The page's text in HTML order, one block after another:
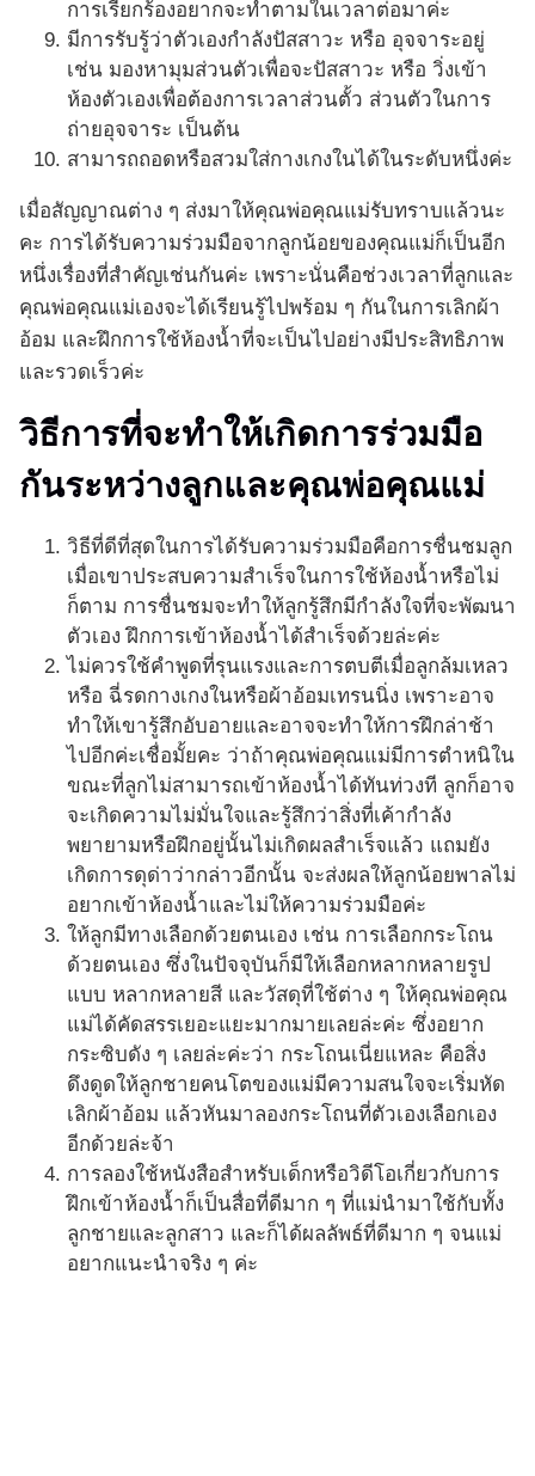
การเรียกร้องอยากจะทำตามในเวลาต่อมาค่ะ
มีการรับรู้ว่าตัวเองกำลังปัสสาวะ หรือ อุจจาระอยู่
เช่น มองหามุมส่วนตัวเพื่อจะปัสสาวะ หรือ วิ่งเข้า
ห้องตัวเองเพื่อต้องการเวลาส่วนตั้ว ส่วนตัวในการ
ถ่ายอุจจาระ เป็นต้น
สามารถถอดหรือสวมใส่กางเกงในได้ในระดับหนึ่งค่ะ
เมื่อสัญญาณต่าง ๆ ส่งมาให้คุณพ่อคุณแม่รับทราบแล้วนะ
คะ การได้รับความร่วมมือจากลูกน้อยของคุณแม่ก็เป็นอีก
หนึ่งเรื่องที่สำคัญเช่นกันค่ะ เพราะนั่นคือช่วงเวลาที่ลูกและ
คุณพ่อคุณแม่เองจะได้เรียนรู้ไปพร้อม ๆ กันในการเลิกผ้า
อ้อม และฝึกการใช้ห้องน้ำที่จะเป็นไปอย่างมีประสิทธิภาพ
และรวดเร็วค่ะ
วิธีการที่จะทำให้เกิดการร่วมมือ
กันระหว่างลูกและคุณพ่อคุณแม่
วิธีที่ดีที่สุดในการได้รับความร่วมมือคือการชื่นชมลูก
เมื่อเขาประสบความสำเร็จในการใช้ห้องน้ำหรือไม่
ก็ตาม การชื่นชมจะทำให้ลูกรู้สึกมีกำลังใจที่จะพัฒนา
ตัวเอง ฝึกการเข้าห้องน้ำได้สำเร็จด้วยล่ะค่ะ
ไม่ควรใช้คำพูดที่รุนแรงและการตบตีเมื่อลูกล้มเหลว
หรือ ฉี่รดกางเกงในหรือผ้าอ้อมเทรนนิ่ง เพราะอาจ
ทำให้เขารู้สึกอับอายและอาจจะทำให้การฝึกล่าช้า
ไปอีกค่ะเชื่อมั้ยคะ ว่าถ้าคุณพ่อคุณแม่มีการตำหนิใน
ขณะที่ลูกไม่สามารถเข้าห้องน้ำได้ทันท่วงที ลูกก็อาจ
จะเกิดความไม่มั่นใจและรู้สึกว่าสิ่งที่เค้ากำลัง
พยายามหรือฝึกอยู่นั้นไม่เกิดผลสำเร็จแล้ว แถมยัง
เกิดการดุด่าว่ากล่าวอีกนั้น จะส่งผลให้ลูกน้อยพาลไม่
อยากเข้าห้องน้ำและไม่ให้ความร่วมมือค่ะ
ให้ลูกมีทางเลือกด้วยตนเอง เช่น การเลือกกระโถน
ด้วยตนเอง ซึ่งในปัจจุบันก็มีให้เลือกหลากหลายรูป
แบบ หลากหลายสี และวัสดุที่ใช้ต่าง ๆ ให้คุณพ่อคุณ
แม่ได้คัดสรรเยอะแยะมากมายเลยล่ะค่ะ ซึ่งอยาก
กระซิบดัง ๆ เลยล่ะค่ะว่า กระโถนเนี่ยแหละ คือสิ่ง
ดึงดูดให้ลูกชายคนโตของแม่มีความสนใจจะเริ่มหัด
เลิกผ้าอ้อม แล้วหันมาลองกระโถนที่ตัวเองเลือกเอง
อีกด้วยล่ะจ้า
การลองใช้หนังสือสำหรับเด็กหรือวิดีโอเกี่ยวกับการ
ฝึกเข้าห้องน้ำก็เป็นสื่อที่ดีมาก ๆ ที่แม่นำมาใช้กับทั้ง
ลูกชายและลูกสาว และก็ได้ผลลัพธ์ที่ดีมาก ๆ จนแม่
อยากแนะนำจริง ๆ ค่ะ